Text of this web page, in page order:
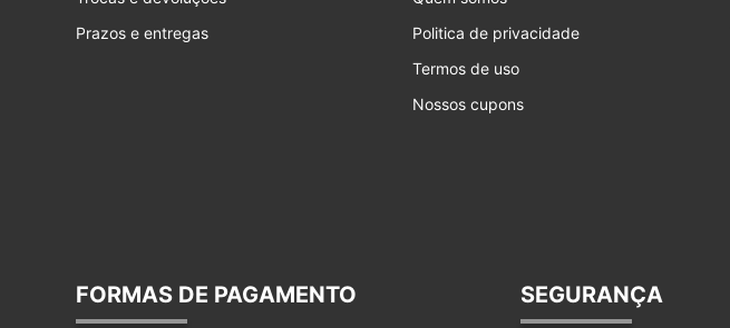
Prazos e entregas
Politica de privacidade
Termos de uso
Nossos cupons
FORMAS DE PAGAMENTO SEGURANÇA